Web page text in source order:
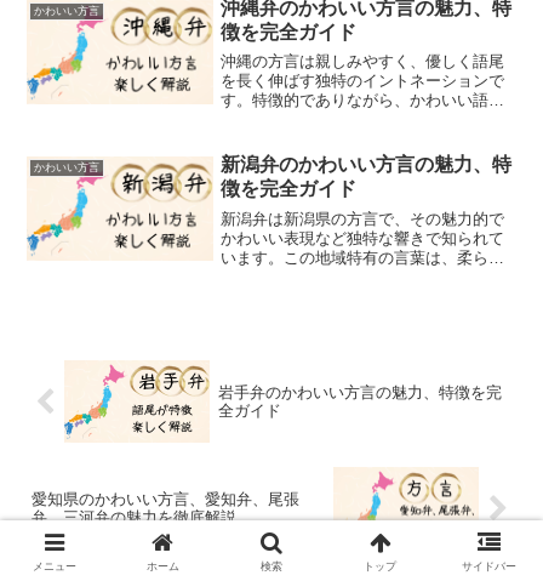
ます。例えば、「はよこん...
かわいい方言
沖縄弁のかわいい方言の魅力、特
徴を完全ガイド
沖縄の方言は親しみやすく、優しく語尾
を長く伸ばす独特のイントネーションで
す。特徴的でありながら、かわいい語尾
す。ただ、沖縄の方言は、全く知らない
と何を言っているのか難し方...
かわいい方言
新潟弁のかわいい方言の魅力、特
徴を完全ガイド
新潟弁は新潟県の方言で、その魅力的で
かわいい表現など独特な響きで知られて
います。この地域特有の言葉は、柔らか
岩手弁のかわいい方言の魅力、特徴を完
全ガイド
愛知県のかわいい方言、愛知弁、尾張
弁、三河弁の魅力を徹底解説
メニュー ホーム 検索 トップ サイドバー